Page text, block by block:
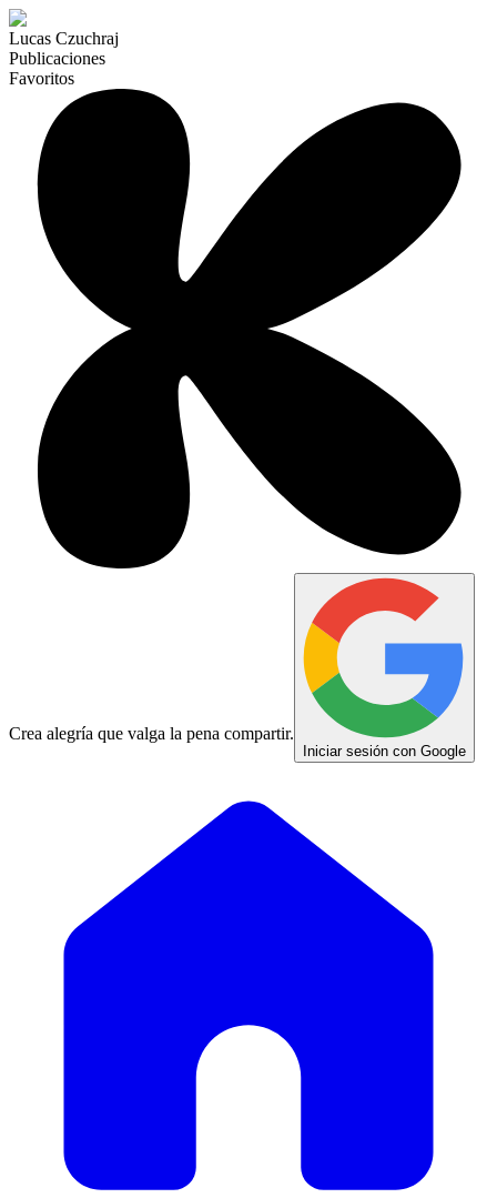
Lucas Czuchraj
Publicaciones
Favoritos
Crea alegría que valga la pena compartir.
Iniciar sesión con Google